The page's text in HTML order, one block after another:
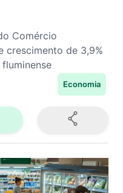
Comércio
crescimento de 3,9%
Economia